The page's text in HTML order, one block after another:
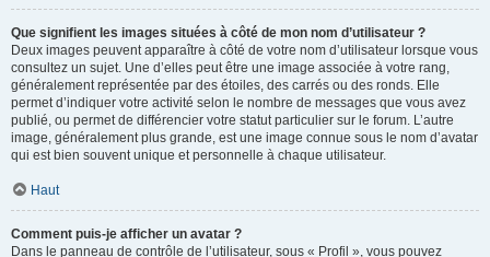
Que signifient les images situées à côté de mon nom d’utilisateur ?
Deux images peuvent apparaître à côté de votre nom d’utilisateur lorsque vous
consultez un sujet. Une d’elles peut être une image associée à votre rang,
généralement représentée par des étoiles, des carrés ou des ronds. Elle
permet d’indiquer votre activité selon le nombre de messages que vous avez
publié, ou permet de différencier votre statut particulier sur le forum. L’autre
image, généralement plus grande, est une image connue sous le nom d’avatar
qui est bien souvent unique et personnelle à chaque utilisateur.
Haut
Comment puis-je afficher un avatar ?
Dans le panneau de contrôle de l’utilisateur, sous « Profil », vous pouvez